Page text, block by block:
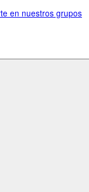
en nuestros grupos